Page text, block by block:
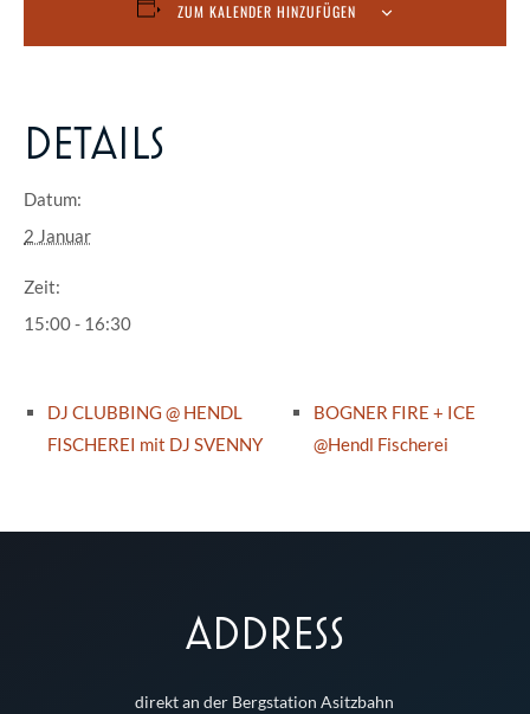
ZUM KALENDER HINZUFÜGEN
DETAILS
Datum:
2 Januar
Zeit:
15:00 - 16:30
DJ CLUBBING @ HENDL
FISCHEREI mit DJ SVENNY
BOGNER FIRE + ICE
@Hendl Fischerei
ADDRESS
direkt an der Bergstation Asitzbahn